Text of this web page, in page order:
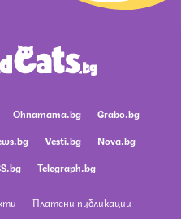
Ohnamama.bg
Grabo.bg
Vesti.bg
Nova.bg
Telegraph.bg
Платени публикации